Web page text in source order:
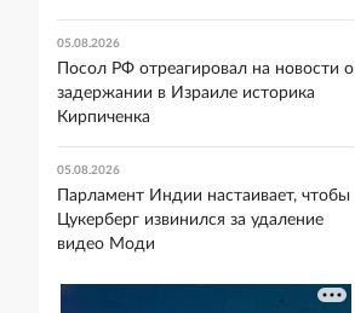
05.08.2026
Посол РФ отреагировал на новости о
задержании в Израиле историка
Кирпиченка
05.08.2026
Парламент Индии настаивает, чтобы
Цукерберг извинился за удаление
видео Моди